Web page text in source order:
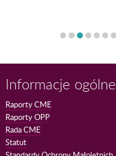
Informacje ogólne
Raporty CME
Raporty OPP
Rada CME
Statut